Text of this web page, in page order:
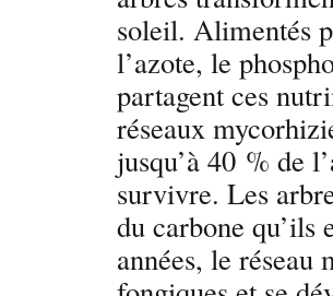
soleil. Alimentés
l’azote, le
partagent ces
réseaux
jusqu’à 40 % de
survivre. Les
du carbone qu’ils
années, le